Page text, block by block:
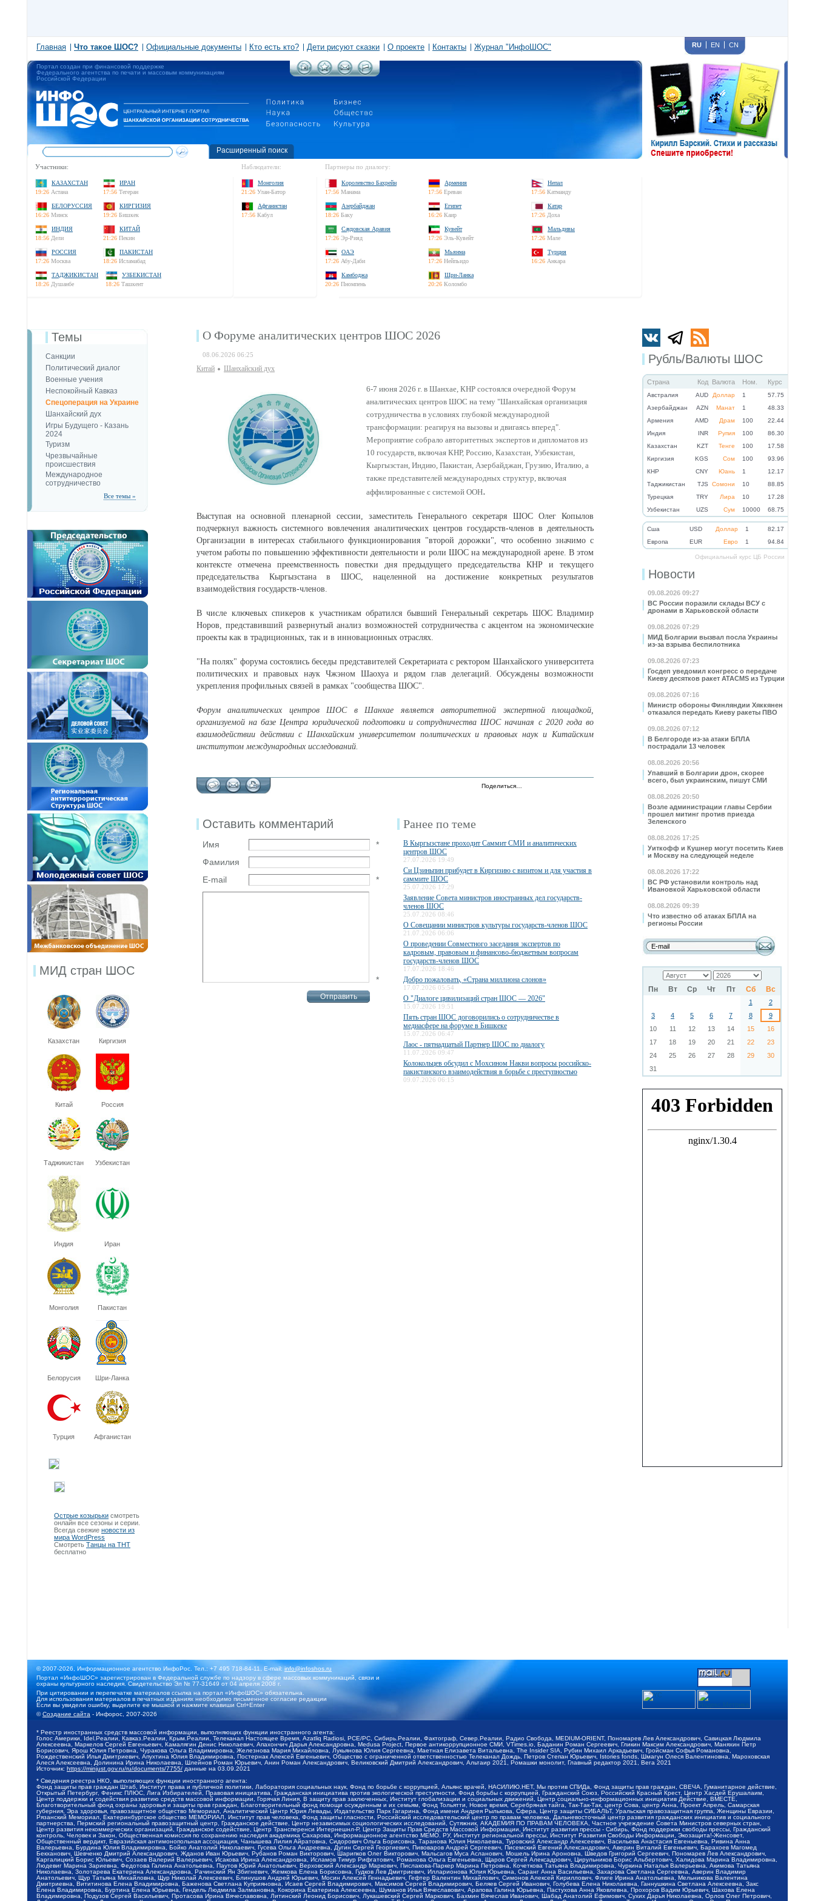
Главная Что такое ШОС? Официальные документы Кто есть кто? Дети рисуют сказки О проекте Контакты Журнал "ИнфоШОС" RU EN CN
Портал создан при финансовой поддержке
Федерального агентства по печати и массовым коммуникациям
Российской Федерации
Расширенный поиск
Участники:
КАЗАХСТАН
19:26 Астана
ИРАН
17:56 Тегеран
БЕЛОРУССИЯ
16:26 Минск
КИРГИЗИЯ
19:26 Бишкек
ИНДИЯ
18:56 Дели
КИТАЙ
21:26 Пекин
РОССИЯ
17:26 Москва
ПАКИСТАН
18:26 Исламабад
ТАДЖИКИСТАН
18:26 Душанбе
УЗБЕКИСТАН
18:26 Ташкент
Наблюдатели:
Монголия
21:26 Улан-Батор
Афганистан
17:56 Кабул
Партнеры по диалогу:
Королевство Бахрейн
17:56 Манама
Армения
17:56 Ереван
Непал
17:56 Катманду
Азербайджан
18:26 Баку
Египет
16:26 Каир
Катар
17:26 Доха
Саудовская Аравия
17:26 Эр-Рияд
Кувейт
17:26 Эль-Кувейт
Мальдивы
17:26 Мале
ОАЭ
17:26 Абу-Даби
Мьянма
17:26 Нейпьидо
Турция
16:26 Анкара
Камбоджа
20:26 Пномпень
Шри-Ланка
20:26 Коломбо
Рубль/Валюты ШОС
Страна Код Валюта Ном. Курс
Австралия AUD Доллар 1
57.75
Азербайджан
AZN Манат 1
48.33
Армения
AMD Драм 100
22.44
Индия
INR Рупия 100
86.30
Казахстан
KZT Тенге 100
17.58
Киргизия
KGS Сом 100
93.96
КНР
CNY Юань 1
12.17
Таджикистан
TJS Сомони 10
88.85
Турецкая
TRY Лира 10
17.28
Узбекистан
UZS Сум 10000 68.75
Cша USD Доллар 1
82.17
Eвропа
EUR Евро 1 94.84
Официальный курс ЦБ России
Новости
09.08.2026 09:27
ВС России поразили склады ВСУ с
дронами в Харьковской области
09.08.2026 07:29
МИД Болгарии вызвал посла Украины
из-за взрыва беспилотника
09.08.2026 07:23
Госдеп уведомил конгресс о передаче
Киеву десятков ракет ATACMS из Турции
09.08.2026 07:16
Министр обороны Финляндии Хяккянен
отказался передать Киеву ракеты ПВО
09.08.2026 07:12
В Белгороде из-за атаки БПЛА
пострадали 13 человек
08.08.2026 20:56
Упавший в Болгарии дрон, скорее
всего, был украинским, пишут СМИ
08.08.2026 20:50
Возле администрации главы Сербии
прошел митинг против приезда
Зеленского
08.08.2026 17:25
Уиткофф и Кушнер могут посетить Киев
и Москву на следующей неделе
08.08.2026 17:22
ВС РФ установили контроль над
Ивановкой Харьковской области
08.08.2026 09:39
Что известно об атаках БПЛА на
регионы России
Пн Вт Ср Чт Пт Сб Вс
1
2
3
4 5 6 7 8
9
10
11 12 13 14 15
16
17
18 19 20 21 22
23
24
25 26 27 28 29
30
31
Темы
Санкции
Политический диалог
Военные учения
Неспокойный Кавказ
Спецоперация на Украине
Шанхайский дух
Игры Будущего - Казань
2024
Туризм
Чрезвычайные
происшествия
Международное
сотрудничество
Все темы »
МИД стран ШОС
Казахстан Киргизия
Китай Россия
Таджикистан Узбекистан
Индия Иран
Монголия Пакистан
Белорусия Шри-Ланка
Турция Афганистан
Острые козырьки смотреть
онлайн все сезоны и серии.
Всегда свежие новости из
мира WordPress
Смотреть Танцы на ТНТ
бесплатно
О Форуме аналитических центров ШОС 2026
08.06.2026 06:25
Китай Шанхайский дух
6-7 июня 2026 г. в Шанхае, КНР состоялся очередной Форум
аналитических центров ШОС на тему "Шанхайская организация
сотрудничества в условиях глубокой международной
трансформации: реагируя на вызовы и двигаясь вперед".
Мероприятие собрало авторитетных экспертов и дипломатов из
10 государств, включая КНР, Россию, Казахстан, Узбекистан,
Кыргызстан, Индию, Пакистан, Азербайджан, Грузию, Италию, а
также представителей международных структур, включая
аффилированные с системой ООН.
Выступая на основной пленарной сессии, заместитель Генерального секретаря ШОС Олег Копылов
подчеркнул важность системного вовлечения аналитических центров государств-членов в деятельность
Организации в интересах стабильного функционирования "второй дорожки", что особенно значимо с
учетом работы по повышению эффективности деятельности и роли ШОС на международной арене. В этом
контексте отмечена преемственность повестки дня предыдущего председательства КНР и текущего
председательства Кыргызстана в ШОС, нацеленной на достижение конкретных результатов
взаимодействия государств-членов.
В числе ключевых спикеров к участникам обратился бывший Генеральный секретарь ШОС Владимир
Норов, представивший развернутый анализ возможностей сотрудничества с акцентом на экономические
проекты как в традиционных, так и в инновационных отраслях.
"На полях" форума состоялись беседы представителей Секретариата с ректором Шанхайского университета
политических и правовых наук Чжэном Шаохуа и рядом глав делегаций. Обсуждены возможности
укрепления профильных связей в рамках "сообщества ШОС".
Форум аналитических центров ШОС в Шанхае является авторитетной экспертной площадкой,
организуемой на базе Центра юридической подготовки и сотрудничества ШОС начиная с 2020 года во
взаимодействии действии с Шанхайским университетом политических и правовых наук и Китайским
институтом международных исследований.
Поделиться…
Оставить комментарий
Имя
*
Фамилия
E-mail
*
*
Ранее по теме
В Кыргызстане проходит Саммит СМИ и аналитических
центров ШОС
27.07.2026 19:49
Си Цзиньпин прибудет в Киргизию с визитом и для участия в
саммите ШОС
25.07.2026 17:29
Заявление Совета министров иностранных дел государств-
членов ШОС
25.07.2026 08:46
О Совещании министров культуры государств-членов ШОС
21.07.2026 06:06
О проведении Совместного заседания экспертов по
кадровым, правовым и финансово-бюджетным вопросам
государств-членов ШОС
17.07.2026 18:46
Добро пожаловать, «Страна миллиона слонов»
17.07.2026 05:54
О "Диалоге цивилизаций стран ШОС — 2026"
15.07.2026 19:51
Пять стран ШОС договорились о сотрудничестве в
медиасфере на форуме в Бишкеке
15.07.2026 06:47
Лаос - пятнадцатый Партнер ШОС по диалогу
11.07.2026 09:47
Колокольцев обсудил с Мохсином Накви вопросы российско-
пакистанского взаимодействия в борьбе с преступностью
09.07.2026 06:15
© 2007-2026, Информационное агентство ИнфоРос. Тел.: +7 495 718-84-11, E-mail:info@infoshos.ru
Портал «ИнфоШОС» зарегистрирован в Федеральной службе по надзору в сфере массовых коммуникаций, связи и
охраны культурного наследия. Свидетельство Эл № 77-31649 от 04 апреля 2008 г.
При цитировании и перепечатке материалов ссылка на портал «ИнфоШОС» обязательна.
Для использования материалов в печатных изданиях необходимо письменное согласие редакции
Если вы увидели ошибку, выделите ее мышкой и нажмите клавиши Ctrl+Enter
©Создание сайта - Инфорос, 2007-2026
* Реестр иностранных средств массовой информации, выполняющих функции иностранного агента:
Голос Америки, Idel.Реалии, Кавказ.Реалии, Крым.Реалии, Телеканал Настоящее Время, Azatliq Radiosi, PCE/PC, Сибирь.Реалии, Фактограф, Север.Реалии, Радио Свобода, MEDIUM-ORIENT, Пономарев Лев Александрович, Савицкая Людмила
Алексеевна, Маркелов Сергей Евгеньевич, Камалягин Денис Николаевич, Апахончич Дарья Александровна, Medusa Project, Первое антикоррупционное СМИ, VTimes.io, Баданин Роман Сергеевич, Гликин Максим Александрович, Маняхин Петр
Борисович, Ярош Юлия Петровна, Чуракова Ольга Владимировна, Железнова Мария Михайловна, Лукьянова Юлия Сергеевна, Маетная Елизавета Витальевна, The Insider SIA, Рубин Михаил Аркадьевич, Гройсман Софья Романовна,
Рождественский Илья Дмитриевич, Апухтина Юлия Владимировна, Постернак Алексей Евгеньевич, Общество с ограниченной ответственностью Телеканал Дождь, Петров Степан Юрьевич, Istories fonds, Шмагун Олеся Валентиновна, Мароховская
Алеся Алексеевна, Долинина Ирина Николаевна, Шлейнов Роман Юрьевич, Анин Роман Александрович, Великовский Дмитрий Александрович, Альтаир 2021, Ромашки монолит, Главный редактор 2021, Вега 2021
Источник: https://minjust.gov.ru/ru/documents/7755/ данные на 03.09.2021
* Сведения реестра НКО, выполняющих функции иностранного агента:
Фонд защиты прав граждан Штаб, Институт права и публичной политики, Лаборатория социальных наук, Фонд по борьбе с коррупцией, Альянс врачей, НАСИЛИЮ.НЕТ, Мы против СПИДа, Фонд защиты прав граждан, СВЕЧА, Гуманитарное действие,
Открытый Петербург, Феникс ПЛЮС, Лига Избирателей, Правовая инициатива, Гражданская инициатива против экологической преступности, Фонд борьбы с коррупцией, Гражданский Союз, Российский Красный Крест, Центр Хасдей Ерушалаим,
Центр поддержки и содействия развитию средств массовой информации, Горячая Линия, В защиту прав заключенных, Институт глобализации и социальных движений, Центр социально-информационных инициатив Действие, ВМЕСТЕ,
Благотворительный фонд охраны здоровья и защиты прав граждан, Благотворительный фонд помощи осужденным и их семьям, Фонд Тольятти, Новое время, Серебряная тайга, Так-Так-Так, центр Сова, центр Анна, Проект Апрель, Самарская
губерния, Эра здоровья, правозащитное общество Мемориал, Аналитический Центр Юрия Левады, Издательство Парк Гагарина, Фонд имени Андрея Рылькова, Сфера, Центр защиты СИБАЛЬТ, Уральская правозащитная группа, Женщины Евразии,
Рязанский Мемориал, Екатеринбургское общество МЕМОРИАЛ, Институт прав человека, Фонд защиты гласности, Российский исследовательский центр по правам человека, Дальневосточный центр развития гражданских инициатив и социального
партнерства, Пермский региональный правозащитный центр, Гражданское действие, Центр независимых социологических исследований, Сутяжник, АКАДЕМИЯ ПО ПРАВАМ ЧЕЛОВЕКА, Частное учреждение Совета Министров северных стран,
Центр развития некоммерческих организаций, Гражданское содействие, Центр Трансперенси Интернешнл-Р, Центр Защиты Прав Средств Массовой Информации, Институт развития прессы - Сибирь, Фонд поддержки свободы прессы, Гражданский
контроль, Человек и Закон, Общественная комиссия по сохранению наследия академика Сахарова, Информационное агентство МЕМО. РУ, Институт региональной прессы, Институт Развития Свободы Информации, Экозащита!-Женсовет,
Общественный вердикт, Евразийская антимонопольная ассоциация, Чанышева Лилия Айратовна, Сидорович Ольга Борисовна, Таранова Юлия Николаевна, Туровский Александр Алексеевич, Васильева Анастасия Евгеньевна, Ривина Анна
Валерьевна, Бурдина Юлия Владимировна, Бойко Анатолий Николаевич, Гусева Ольга Андреевна, Дугин Сергей Георгиевич, Пивоваров Андрей Сергеевич, Писемский Евгений Александрович, Аверин Виталий Евгеньевич, Барахоев Магомед
Бекханович, Шевченко Дмитрий Александрович, Жданов Иван Юрьевич, Рубанов Роман Викторович, Шарипков Олег Викторович, Мальсагов Муса Асланович, Мошель Ирина Ароновна, Шведов Григорий Сергеевич, Пономарев Лев Александрович,
Каргалицкий Борис Юльевич, Созаев Валерий Валерьевич, Исакова Ирина Александровна, Исламов Тимур Рифгатович, Романова Ольга Евгеньевна, Щаров Сергей Алексадрович, Цирульников Борис Альбертович, Халидова Марина Владимировна,
Людевиг Марина Зариевна, Федотова Галина Анатольевна, Паутов Юрий Анатольевич, Верховский Александр Маркович, Пислакова-Паркер Марина Петровна, Кочеткова Татьяна Владимировна, Чуркина Наталья Валерьевна, Акимова Татьяна
Николаевна, Золотарева Екатерина Александровна, Рачинский Ян Збигневич, Жемкова Елена Борисовна, Гудков Лев Дмитриевич, Илларионова Юлия Юрьевна, Саранг Анна Васильевна, Захарова Светлана Сергеевна, Аверин Владимир
Анатольевич, Щур Татьяна Михайловна, Щур Николай Алексеевич, Блинушов Андрей Юрьевич, Мосин Алексей Геннадьевич, Гефтер Валентин Михайлович, Симонов Алексей Кириллович, Флиге Ирина Анатольевна, Мельникова Валентина
Дмитриевна, Вититинова Елена Владимировна, Баженова Светлана Куприяновна, Исаев Сергей Владимирович, Максимов Сергей Владимирович, Беляев Сергей Иванович, Голубева Елена Николаевна, Ганнушкина Светлана Алексеевна, Закс
Елена Владимировна, Буртина Елена Юрьевна, Гендель Людмила Залмановна, Кокорина Екатерина Алексеевна, Шуманов Илья Вячеславович, Арапова Галина Юрьевна, Пастухова Анна Яковлевна, Прохоров Вадим Юрьевич, Шахова Елена
Владимировна, Подузов Сергей Васильевич, Протасова Ирина Вячеславовна, Литинский Леонид Борисович, Лукашевский Сергей Маркович, Бахмин Вячеслав Иванович, Шабад Анатолий Ефимович, Сухих Дарья Николаевна, Орлов Олег Петрович,